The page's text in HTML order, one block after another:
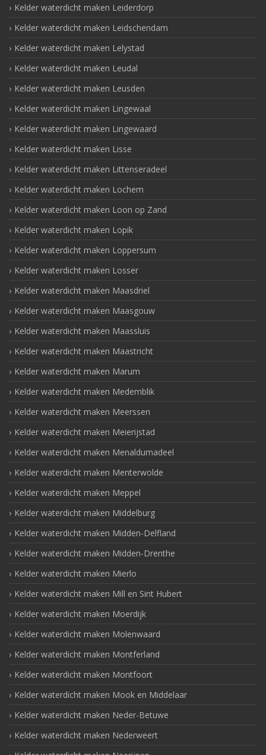
Kelder waterdicht maken Leiderdorp
Kelder waterdicht maken Leidschendam
Kelder waterdicht maken Lelystad
Kelder waterdicht maken Leudal
Kelder waterdicht maken Leusden
Kelder waterdicht maken Lingewaal
Kelder waterdicht maken Lingewaard
Kelder waterdicht maken Lisse
Kelder waterdicht maken Littenseradeel
Kelder waterdicht maken Lochem
Kelder waterdicht maken Loon op Zand
Kelder waterdicht maken Lopik
Kelder waterdicht maken Loppersum
Kelder waterdicht maken Losser
Kelder waterdicht maken Maasdriel
Kelder waterdicht maken Maasgouw
Kelder waterdicht maken Maassluis
Kelder waterdicht maken Maastricht
Kelder waterdicht maken Marum
Kelder waterdicht maken Medemblik
Kelder waterdicht maken Meerssen
Kelder waterdicht maken Meierijstad
Kelder waterdicht maken Menaldumadeel
Kelder waterdicht maken Menterwolde
Kelder waterdicht maken Meppel
Kelder waterdicht maken Middelburg
Kelder waterdicht maken Midden-Delfland
Kelder waterdicht maken Midden-Drenthe
Kelder waterdicht maken Mierlo
Kelder waterdicht maken Mill en Sint Hubert
Kelder waterdicht maken Moerdijk
Kelder waterdicht maken Molenwaard
Kelder waterdicht maken Montferland
Kelder waterdicht maken Montfoort
Kelder waterdicht maken Mook en Middelaar
Kelder waterdicht maken Neder-Betuwe
Kelder waterdicht maken Nederweert